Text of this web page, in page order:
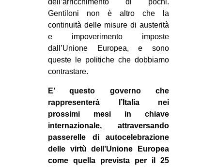
dell’arricchimento di pochi.
Gentiloni non è altro che la
continuità delle misure di austerità
e impoverimento imposte
dall’Unione Europea, e sono
queste le politiche che dobbiamo
contrastare.
E’ questo governo che
rappresenterà l’Italia nei
prossimi mesi in chiave
internazionale, attraversando
passerelle di autocelebrazione
delle virtù dell’Unione Europea
come quella prevista per il 25